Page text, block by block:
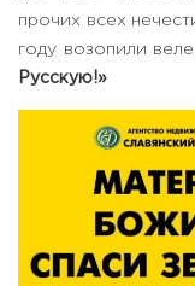
прочих всех
году возопили
Русскую!»